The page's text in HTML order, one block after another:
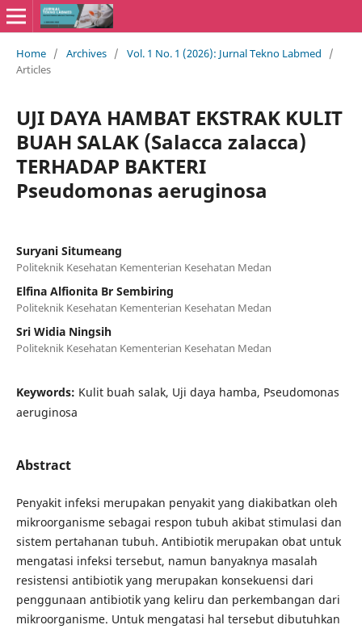
Home / Archives / Vol. 1 No. 1 (2026): Jurnal Tekno Labmed
/
Articles
UJI DAYA HAMBAT EKSTRAK KULIT
BUAH SALAK (Salacca zalacca)
TERHADAP BAKTERI
Pseudomonas aeruginosa
Suryani Situmeang
Politeknik Kesehatan Kementerian Kesehatan Medan
Elfina Alfionita Br Sembiring
Politeknik Kesehatan Kementerian Kesehatan Medan
Sri Widia Ningsih
Politeknik Kesehatan Kementerian Kesehatan Medan
Keywords: Kulit buah salak, Uji daya hamba, Pseudomonas
aeruginosa
Abstract
Penyakit infeksi merupakan penyakit yang diakibatkan oleh
mikroorganisme sebagai respon tubuh akibat stimulasi dan
sistem pertahanan tubuh. Antibiotik merupakan obat untuk
mengatasi infeksi tersebut, namun banyaknya masalah
resistensi antibiotik yang merupakan konsekuensi dari
penggunaan antibiotik yang keliru dan perkembangan dari
mikroorganisme. Untuk mengatasi hal tersebut dibutuhkan